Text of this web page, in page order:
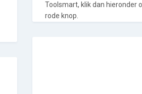
Toolsmart, klik dan hieronder
rode knop.